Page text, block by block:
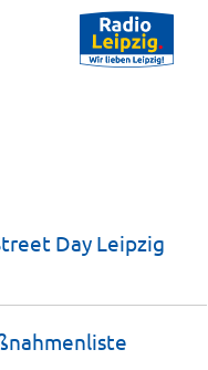
Day Leipzig